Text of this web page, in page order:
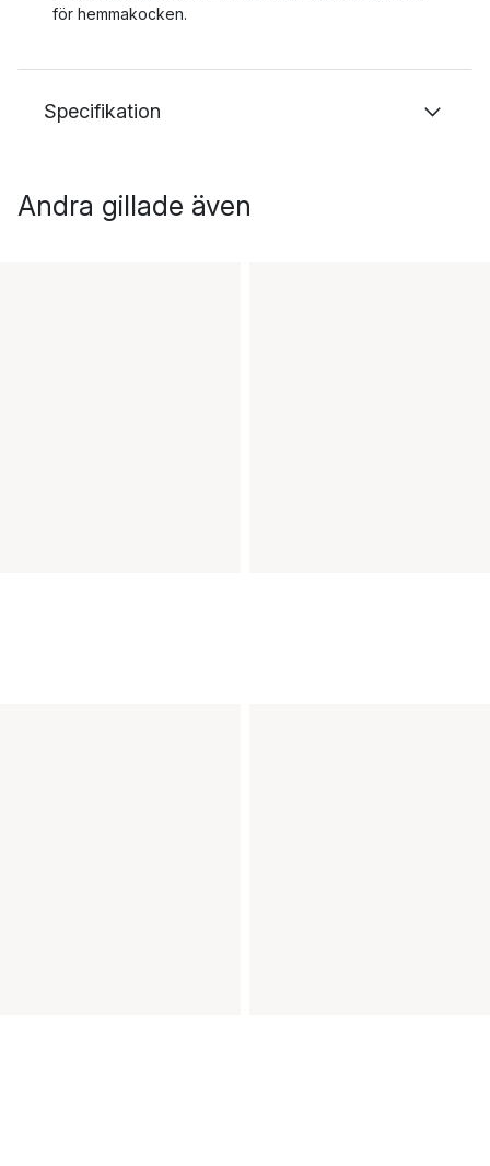
för hemmakocken.
Specifikation
Andra gillade även